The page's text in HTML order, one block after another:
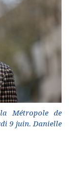
Métropole de
9 juin. Danielle